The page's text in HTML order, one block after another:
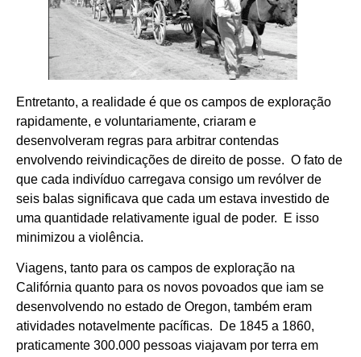
Entretanto, a realidade é que os campos de exploração
rapidamente, e voluntariamente, criaram e
desenvolveram regras para arbitrar contendas
envolvendo reivindicações de direito de posse. O fato de
que cada indivíduo carregava consigo um revólver de
seis balas significava que cada um estava investido de
uma quantidade relativamente igual de poder. E isso
minimizou a violência.
Viagens, tanto para os campos de exploração na
Califórnia quanto para os novos povoados que iam se
desenvolvendo no estado de Oregon, também eram
atividades notavelmente pacíficas. De 1845 a 1860,
praticamente 300.000 pessoas viajavam por terra em